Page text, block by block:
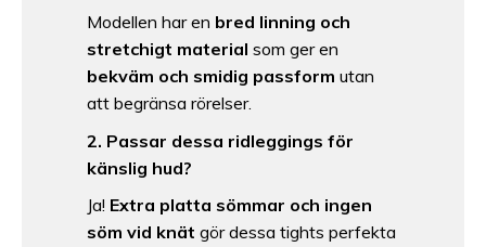
Modellen har en bred linning och
stretchigt material som ger en
bekväm och smidig passform utan
att begränsa rörelser.
2. Passar dessa ridleggings för
känslig hud?
Ja! Extra platta sömmar och ingen
söm vid knät gör dessa tights perfekta